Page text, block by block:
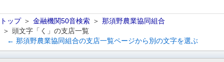
トップ 金融機関50音検索
那須野農業協同組合
頭文字「く」の支店一覧
← 那須野農業協同組合の支店一覧ページから別の文字を選ぶ